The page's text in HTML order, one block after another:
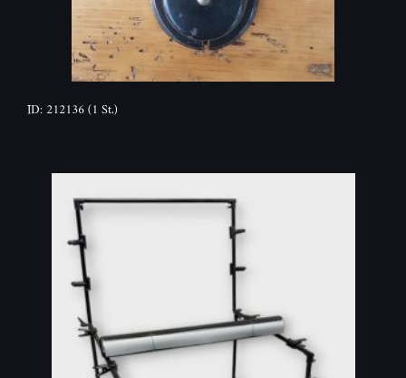
ID: 212136(1 St.)